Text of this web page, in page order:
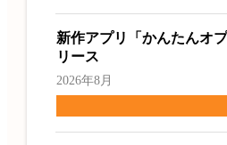
新作アプリ「かんたんオ
リース
2026年8月